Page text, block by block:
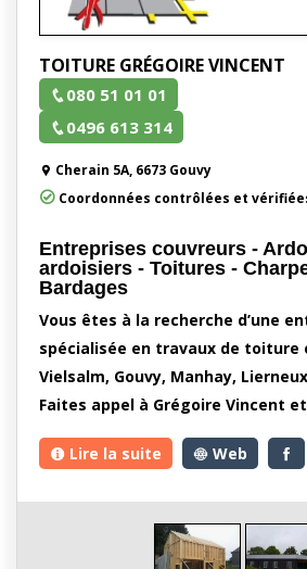
TOITURE GRÉGOIRE VINCENT
080 51 01 01
0496 613 314
Cherain 5A, 6673 Gouvy
Coordonnées contrôlées et
Entreprises couvreurs -
ardoisiers - Toitures -
Bardages
Vous êtes à la recherche d’une
spécialisée en travaux de toiture
Vielsalm, Gouvy, Manhay,
Faites appel à Grégoire Vincent
Lire la suite Web